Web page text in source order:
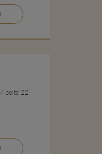
boite 22